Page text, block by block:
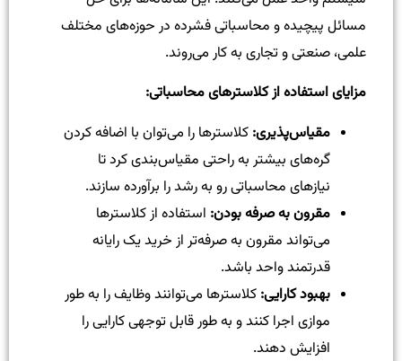
مسائل پیچیده و محاسباتی فشرده در حوزه‌های مختلف
علمی، صنعتی و تجاری به کار می‌روند.
مزایای استفاده از کلاستر‌های محاسباتی:
مقیاس‌پذیری: کلاستر‌ها را می‌توان با اضافه کردن
گره‌های بیشتر به راحتی مقیاس‌بندی کرد تا
نیازهای محاسباتی رو به رشد را برآورده سازند.
مقرون به صرفه بودن: استفاده از کلاستر‌ها
می‌تواند مقرون به صرفه‌تر از خرید یک رایانه
قدرتمند واحد باشد.
بهبود کارایی: کلاستر‌ها می‌توانند وظایف را به طور
موازی اجرا کنند و به طور قابل توجهی کارایی را
افزایش دهند.